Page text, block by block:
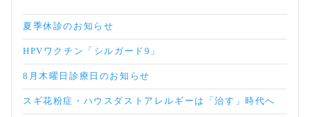
夏季休診のお知らせ
HPVワクチン「シルガード9」
8月木曜日診療日のお知らせ
スギ花粉症・ハウスダストアレルギーは「治す」時代へ